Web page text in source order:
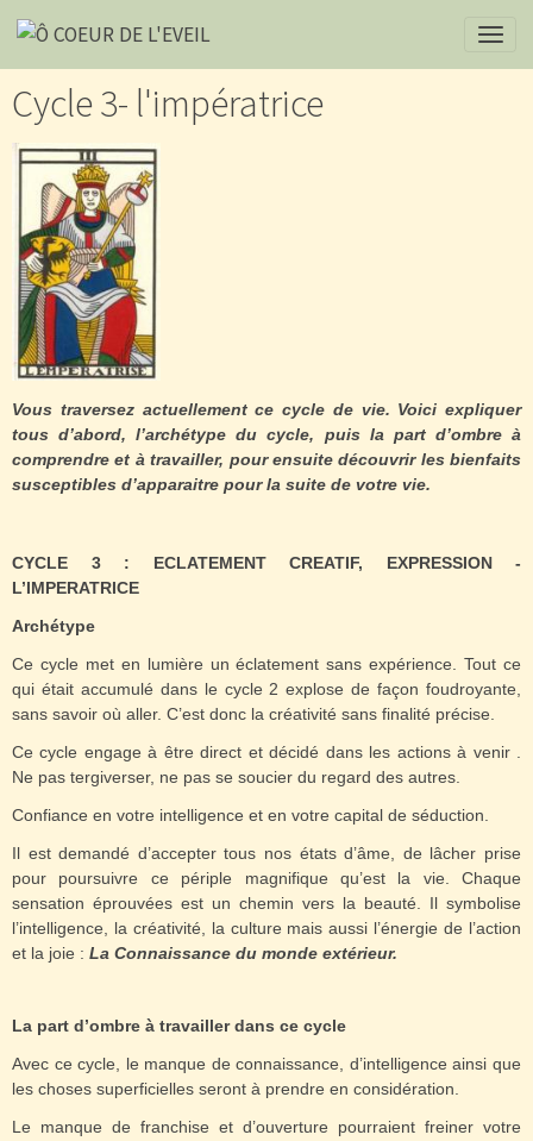
Cycle 3- l'impératrice
Vous traversez actuellement ce cycle de vie. Voici expliquer
tous d’abord, l’archétype du cycle, puis la part d’ombre à
comprendre et à travailler, pour ensuite découvrir les bienfaits
susceptibles d’apparaitre pour la suite de votre vie.
CYCLE 3 : ECLATEMENT CREATIF, EXPRESSION -
L’IMPERATRICE
Archétype
Ce cycle met en lumière un éclatement sans expérience. Tout ce
qui était accumulé dans le cycle 2 explose de façon foudroyante,
sans savoir où aller. C’est donc la créativité sans finalité précise.
Ce cycle engage à être direct et décidé dans les actions à venir .
Ne pas tergiverser, ne pas se soucier du regard des autres.
Confiance en votre intelligence et en votre capital de séduction.
Il est demandé d’accepter tous nos états d’âme, de lâcher prise
pour poursuivre ce périple magnifique qu’est la vie. Chaque
sensation éprouvées est un chemin vers la beauté. Il symbolise
l’intelligence, la créativité, la culture mais aussi l’énergie de l’action
et la joie : La Connaissance du monde extérieur.
La part d’ombre à travailler dans ce cycle
Avec ce cycle, le manque de connaissance, d’intelligence ainsi que
les choses superficielles seront à prendre en considération.
Le manque de franchise et d’ouverture pourraient freiner votre